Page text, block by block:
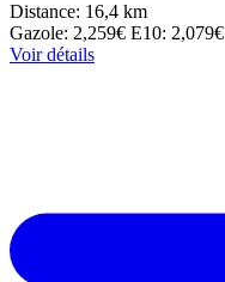
Distance: 16,4 km
Gazole: 2,259€ E10: 2,079€
Voir détails